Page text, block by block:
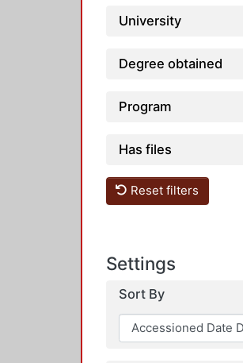
University
Degree obtained
Program
Has files
Reset filters
Settings
Sort By